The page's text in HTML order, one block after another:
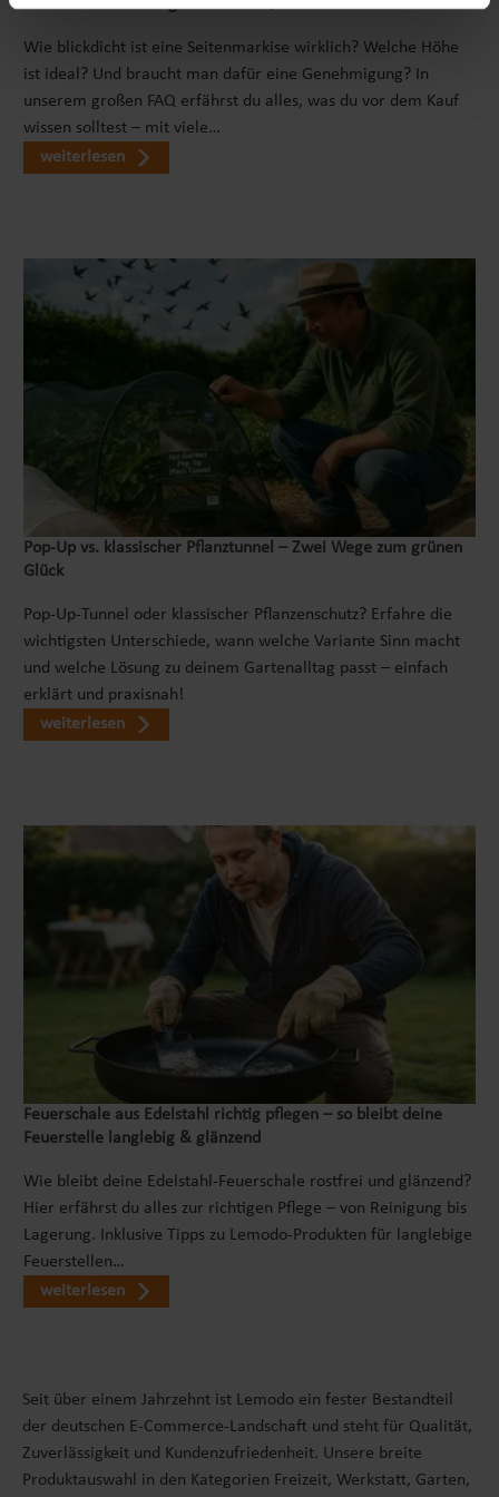
Bodengitter: ca. 0,4 mmNATÜRLICHER KOMPOSTUnser
Komposter ermöglicht es Dir, Deine Gartenabfälle
unkompliziert und effizient zu verwerten, um
hochwertigen Kompost herzustellen. Dieser natürliche
Dünger ist reich an wichtigen Nährstoffen, die das
Wachstum Deiner Pflanzen und Gemüse optimal
unterstützen. Mit unserer Hilfe kannst Du Deinen
feststellen, wie einfach es ist, mithilfe unseres
Komposters organische Abfälle in nährstoffreichen
Boden für Deine Pflanzen zu verwandeln. Durch die
regelmäßige Verwendung von Kompost können nicht
nur deine Pflanzen besser gedeihen, sondern du leistest
auch einen wichtigen Beitrag zum Umweltschutz, da du
weniger Abfall produzierst und Ressourcen schonst. Gib
deinen Gartenabfällen eine zweite Chance und erlebe
die Vorteile eines eigenen Kreislaufs, der auf
Nachhaltigkeit basiert. KINDERLEICHTER AUFBAUDie
praktische Konstruktion des Komposters ermöglicht
nicht nur eine zeitsparende Montage, sondern auch
eine effektive Verwendung im Garten. Der
Metallkomposter ist kinderleicht aufzubauen und
erfordert keinerlei Werkzeug. Ein einfaches Stecksystem
sorgt für einen schnellen und einfachen Aufbau. Der
Bausatz ist komplett im Lieferumfang enthalten und
ermöglicht eine schnelle und unkomplizierte Montage.
Innerhalb kürzester Zeit und mit nur wenigen
EINSETZBARDer Gartenkomposter bietet eine
bemerkenswerte Vielseitigkeit und lässt sich nicht nur
zur Produktion von wertvoller Komposterde verwenden.
Dank der durchdachten Konstruktion der Seitenteile, die
als praktisches Kompostsieb dienen können, erweitert
sich seine Funktionalität erheblich. Darüber hinaus kann
dieser Komposter mühelos als sicherer Auslauf für
Welpen oder als Gehege für Kleintiere eingesetzt
werden. Die Nutzung des Komposters als Welpenauslauf
oder Kleintiergehege zeigt, wie vielseitig und
anpassungsfähig dieses Gartenaccessoire sein kann. Es
hilft dabei, den Raum im Garten optimal zu nutzen und
Metallkomposter nicht nur ein praktisches Utensil für
die umweltfreundliche Abfallentsorgung, sondern auch
ein vielseitiges Element zur Förderung einer
harmonischen und funktionalen Gartenumgebung.
RIESIGE KAPAZITÄTDer Kompostbehälter zeichnet sich
Raum, um große Mengen an Biomüll effizient in
nährstoffreichen Kompost umzuwandeln, was sowohl
die Gartenpflege erleichtert als auch zur Nachhaltigkeit
beiträgt. PLATZSPARENDDer Steckkomposter
Seitenmarkise richtig wählen: FAQ zu Sicht- & Windschutz
Wie blickdicht ist eine Seitenmarkise wirklich? Welche Höhe
ist ideal? Und braucht man dafür eine Genehmigung? In
unserem großen FAQ erfährst du alles, was du vor dem Kauf
wissen solltest – mit viele…
weiterlesen
Pop‑Up vs. klassischer Pflanztunnel – Zwei Wege zum grünen
Glück
Pop-Up-Tunnel oder klassischer Pflanzenschutz? Erfahre die
wichtigsten Unterschiede, wann welche Variante Sinn macht
und welche Lösung zu deinem Gartenalltag passt – einfach
erklärt und praxisnah!
weiterlesen
Feuerschale aus Edelstahl richtig pflegen – so bleibt deine
Feuerstelle langlebig & glänzend
Wie bleibt deine Edelstahl-Feuerschale rostfrei und glänzend?
Hier erfährst du alles zur richtigen Pflege – von Reinigung bis
Lagerung. Inklusive Tipps zu Lemodo-Produkten für langlebige
Feuerstellen…
weiterlesen
Seit über einem Jahrzehnt ist Lemodo ein fester Bestandteil
der deutschen E-Commerce-Landschaft und steht für Qualität,
Zuverlässigkeit und Kundenzufriedenheit. Unsere breite
Produktauswahl in den Kategorien Freizeit, Werkstatt, Garten,